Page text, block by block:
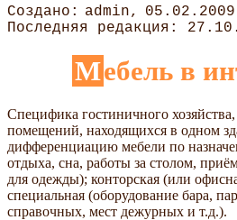
admin
05.02.2009
Мебель в
Специфика гостиничного
помещений, находящихся в одном
дифференциацию мебели по
отдыха, сна, работы за столом,
для одежды); конторская (или
специальная (оборудование бара,
справочных, мест дежурных и т.д.).